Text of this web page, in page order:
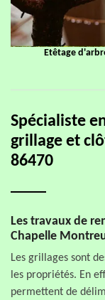
Etêtage
Spécialiste
grillage et
86470
Les travaux de
Chapelle
Les grillages sont
les propriétés. En
permettent de